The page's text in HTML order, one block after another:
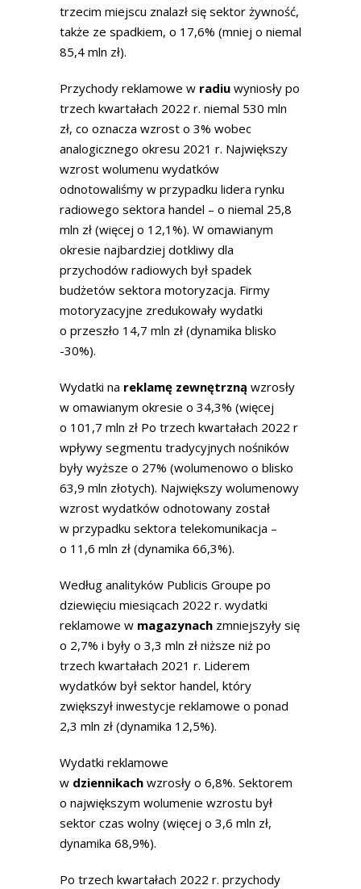
trzecim miejscu znalazł się sektor żywność,
także ze spadkiem, o 17,6% (mniej o niemal
85,4 mln zł).
Przychody reklamowe w radiu wyniosły po
trzech kwartałach 2022 r. niemal 530 mln
zł, co oznacza wzrost o 3% wobec
analogicznego okresu 2021 r. Największy
wzrost wolumenu wydatków
odnotowaliśmy w przypadku lidera rynku
radiowego sektora handel – o niemal 25,8
mln zł (więcej o 12,1%). W omawianym
okresie najbardziej dotkliwy dla
przychodów radiowych był spadek
budżetów sektora motoryzacja. Firmy
motoryzacyjne zredukowały wydatki
o przeszło 14,7 mln zł (dynamika blisko
-30%).
Wydatki na reklamę zewnętrzną wzrosły
w omawianym okresie o 34,3% (więcej
o 101,7 mln zł Po trzech kwartałach 2022 r
wpływy segmentu tradycyjnych nośników
były wyższe o 27% (wolumenowo o blisko
63,9 mln złotych). Największy wolumenowy
wzrost wydatków odnotowany został
w przypadku sektora telekomunikacja –
o 11,6 mln zł (dynamika 66,3%).
Według analityków Publicis Groupe po
dziewięciu miesiącach 2022 r. wydatki
reklamowe w magazynach zmniejszyły się
o 2,7% i były o 3,3 mln zł niższe niż po
trzech kwartałach 2021 r. Liderem
wydatków był sektor handel, który
zwiększył inwestycje reklamowe o ponad
2,3 mln zł (dynamika 12,5%).
Wydatki reklamowe
w dziennikach wzrosły o 6,8%. Sektorem
o największym wolumenie wzrostu był
sektor czas wolny (więcej o 3,6 mln zł,
dynamika 68,9%).
Po trzech kwartałach 2022 r. przychody